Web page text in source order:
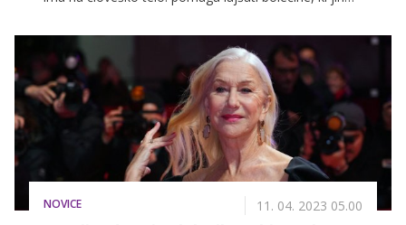
razstrupljati jetra, pospeši krvni obtok in blagodejno
vpliva na kri.
NOVICE 11. 04. 2023 05.00